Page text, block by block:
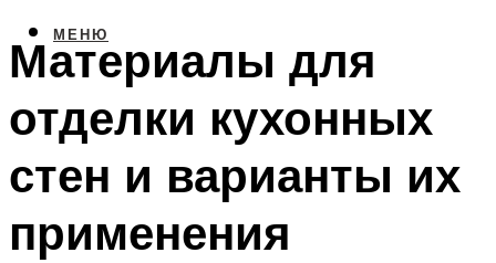
МЕНЮ
Материалы для
отделки кухонных
стен и варианты их
применения